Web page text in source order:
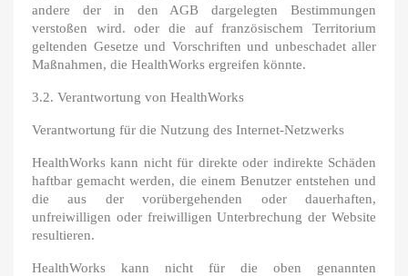
andere der in den AGB dargelegten Bestimmungen
verstoßen wird. oder die auf französischem Territorium
geltenden Gesetze und Vorschriften und unbeschadet aller
Maßnahmen, die HealthWorks ergreifen könnte.
3.2. Verantwortung von HealthWorks
Verantwortung für die Nutzung des Internet-Netzwerks
HealthWorks kann nicht für direkte oder indirekte Schäden
haftbar gemacht werden, die einem Benutzer entstehen und
die aus der vorübergehenden oder dauerhaften,
unfreiwilligen oder freiwilligen Unterbrechung der Website
resultieren.
HealthWorks kann nicht für die oben genannten